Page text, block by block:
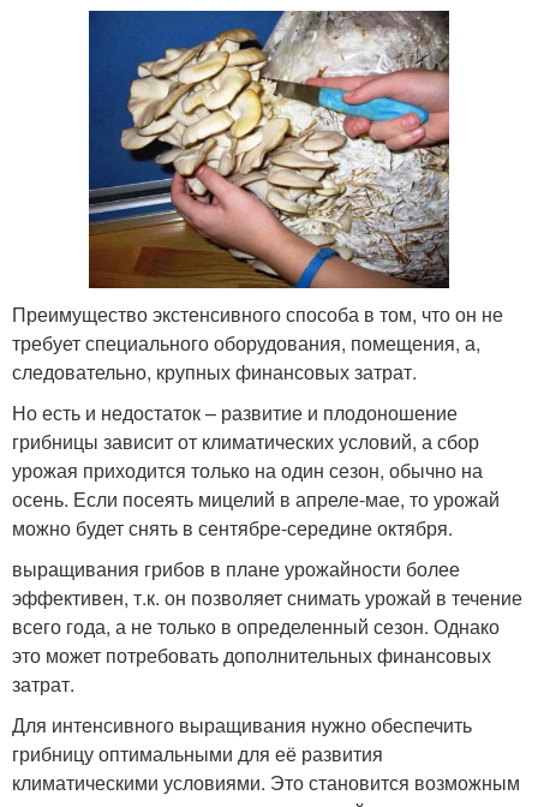
Преимущество экстенсивного способа в том, что он не
требует специального оборудования, помещения, а,
следовательно, крупных финансовых затрат.
Но есть и недостаток – развитие и плодоношение
грибницы зависит от климатических условий, а сбор
урожая приходится только на один сезон, обычно на
осень. Если посеять мицелий в апреле-мае, то урожай
можно будет снять в сентябре-середине октября.
выращивания грибов в плане урожайности более
эффективен, т.к. он позволяет снимать урожай в течение
всего года, а не только в определенный сезон. Однако
это может потребовать дополнительных финансовых
затрат.
Для интенсивного выращивания нужно обеспечить
грибницу оптимальными для её развития
климатическими условиями. Это становится возможным